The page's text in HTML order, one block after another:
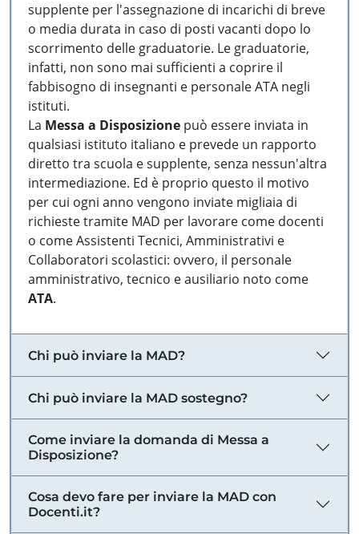
supplente per l'assegnazione di incarichi di breve
o media durata in caso di posti vacanti dopo lo
scorrimento delle graduatorie. Le graduatorie,
infatti, non sono mai sufficienti a coprire il
fabbisogno di insegnanti e personale ATA negli
istituti.
La Messa a Disposizione può essere inviata in
qualsiasi istituto italiano e prevede un rapporto
diretto tra scuola e supplente, senza nessun'altra
intermediazione. Ed è proprio questo il motivo
per cui ogni anno vengono inviate migliaia di
richieste tramite MAD per lavorare come docenti
o come Assistenti Tecnici, Amministrativi e
Collaboratori scolastici: ovvero, il personale
amministrativo, tecnico e ausiliario noto come
ATA.
Chi può inviare la MAD?
Chi può inviare la MAD sostegno?
Come inviare la domanda di Messa a
Disposizione?
Cosa devo fare per inviare la MAD con
Docenti.it?